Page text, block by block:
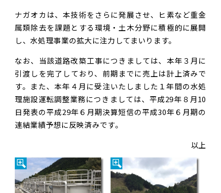
ナガオカは、本技術をさらに発展させ、ヒ素など重金
属類除去を課題とする環境・土木分野に積極的に展開
し、水処理事業の拡大に注力してまいります。
なお、当該道路改築工事につきましては、本年３月に
引渡しを完了しており、前期までに売上は計上済みで
す。また、本年４月に受注いたしました１年間の水処
理施設運転調整業務につきましては、平成29年８月10
日発表の平成29年６月期決算短信の平成30年６月期の
連結業績予想に反映済みです。
以上